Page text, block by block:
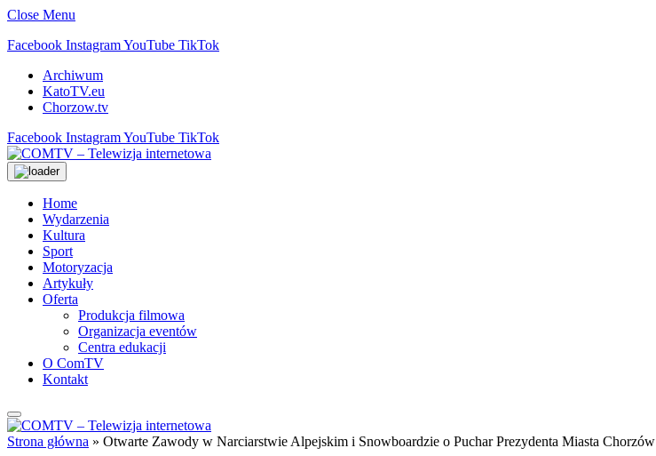
Close Menu
Facebook InstagramYouTube TikTok
Archiwum
KatoTV.eu
Chorzow.tv
Facebook InstagramYouTube TikTok
Home
Wydarzenia
Kultura
Sport
Motoryzacja
Artykuły
Oferta
Produkcja filmowa
Organizacja eventów
Centra edukacji
O ComTV
Kontakt
Strona główna » Otwarte Zawody w Narciarstwie Alpejskim i Snowboardzie o Puchar Prezydenta Miasta Chorzów